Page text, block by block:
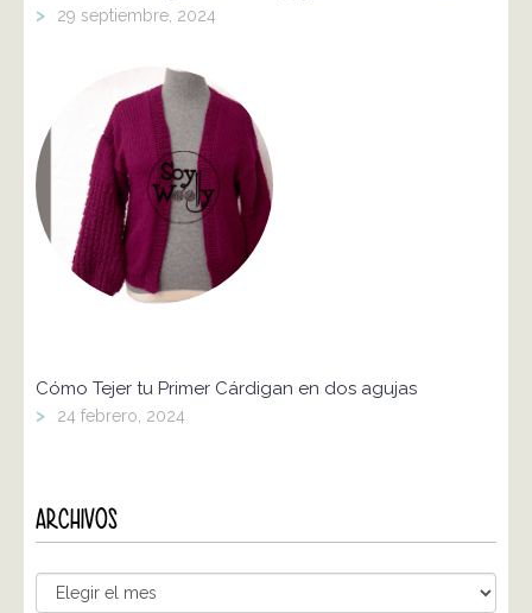
> 29 septiembre, 2024
Cómo Tejer tu Primer Cárdigan en dos agujas
> 24 febrero, 2024
ARCHIVOS